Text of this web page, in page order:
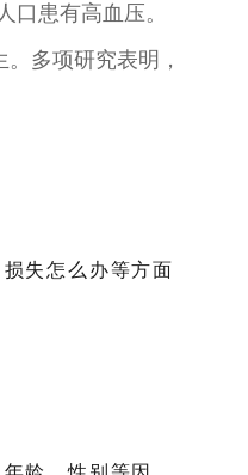
患有高血压。
多项研究表明，
失怎么办等方面